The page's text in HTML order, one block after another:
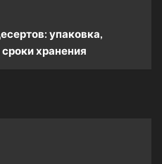
упаковка,
хранения